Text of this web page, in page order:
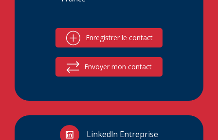
Enregistrer le contact
Envoyer mon contact
Linkedln Entreprise